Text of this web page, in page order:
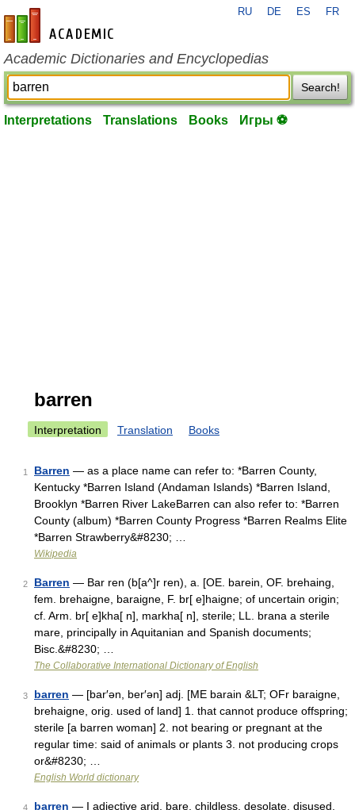
en-academic.com
RU DE ES FR
Academic Dictionaries and Encyclopedias
Search!
Interpretations Translations Books Игры ⚽
barren
Interpretation Translation Books
1 Barren — as a place name can refer to: *Barren County,
Kentucky *Barren Island (Andaman Islands) *Barren Island,
Brooklyn *Barren River LakeBarren can also refer to: *Barren
County (album) *Barren County Progress *Barren Realms Elite
*Barren Strawberry&#8230; …
Wikipedia
2 Barren — Bar ren (b[a^]r ren), a. [OE. barein, OF. brehaing,
fem. brehaigne, baraigne, F. br[ e]haigne; of uncertain origin;
cf. Arm. br[ e]kha[ n], markha[ n], sterile; LL. brana a sterile
mare, principally in Aquitanian and Spanish documents;
Bisc.&#8230; …
The Collaborative International Dictionary of English
3 barren — [bar′ən, ber′ən] adj. [ME barain &LT; OFr baraigne,
brehaigne, orig. used of land] 1. that cannot produce offspring;
sterile [a barren woman] 2. not bearing or pregnant at the
regular time: said of animals or plants 3. not producing crops
or&#8230; …
English World dictionary
4 barren — I adjective arid, bare, childless, desolate, disused,